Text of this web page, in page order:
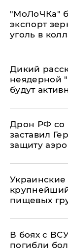
​"МоЛоЧКа"
экспорт
уголь в
Дикий
неядерной
будут
​Дрон РФ со
заставил
защиту
пищевых
В боях с
погибли